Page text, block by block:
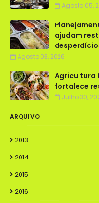
Agosto 05,
ajudam
Agosto 03, 2026
Agricultura
fortalece
Julho 30,
ARQUIVO
2013
2014
2015
2016